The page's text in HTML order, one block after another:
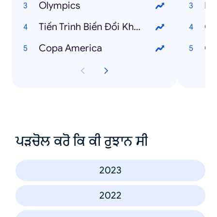
Olympics
Tiến Trình Biến Đổi Khí Hậu
Copa America
ਪੜਚੋਲ ਕਰੋ ਕਿ ਕੀ ਰੁਝਾਨ ਸੀ
2023
2022